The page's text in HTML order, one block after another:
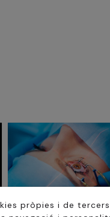
pròpies i de